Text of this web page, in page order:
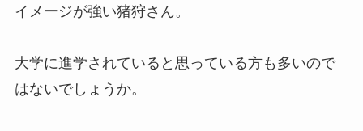
paypayドームのゲートからジャ
きる？４ゲートがアリーナ？
イメージが強い猪狩さん。
大学に進学されていると思っている方も多いので
はないでしょうか。